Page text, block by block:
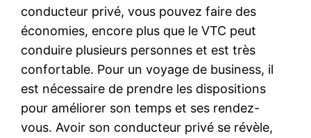
conducteur privé, vous pouvez faire des
économies, encore plus que le VTC peut
conduire plusieurs personnes et est très
confortable. Pour un voyage de business, il
est nécessaire de prendre les dispositions
pour améliorer son temps et ses rendez-
vous. Avoir son conducteur privé se révèle,